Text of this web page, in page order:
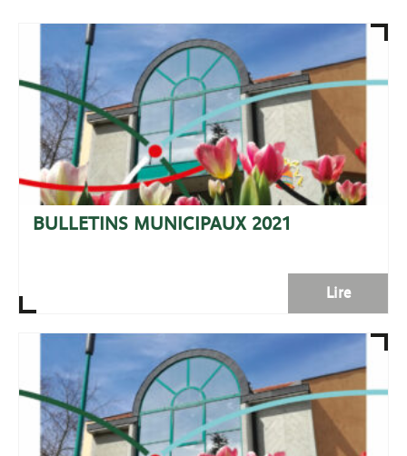
BULLETINS MUNICIPAUX 2021
Lire